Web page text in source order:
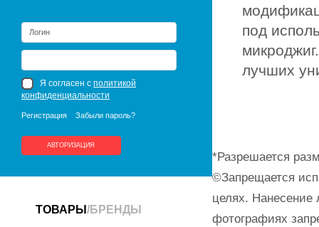
Я согласен с политикой
конфиденциальности
Регистрация Забыли пароль?
АВТОРИЗАЦИЯ
ТОВАРЫ /БРЕНДЫ
под
лучших
*Разрешается
©Запрещается
целях. Нанесение
фотографиях